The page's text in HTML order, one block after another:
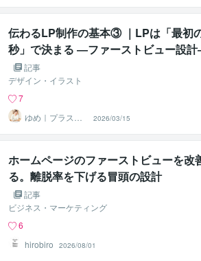
伝わるLP制作の基本③ ｜LPは「最初
秒」で決まる ―ファーストビュー設
記事
デザイン・イラスト
7
ゆめ｜プラスミ
ーデザイン ＠即
レス対応
2026/03/15
ホームページのファーストビューを改
る。離脱率を下げる冒頭の設計
記事
ビジネス・マーケティング
6
hirobiro
2026/08/01